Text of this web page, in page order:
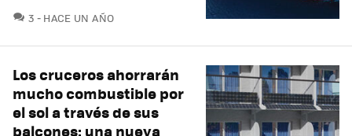
3 COMENTARIOS
HACE UN AÑO
Los cruceros ahorrarán
mucho combustible por
el sol a través de sus
balcones: una nueva